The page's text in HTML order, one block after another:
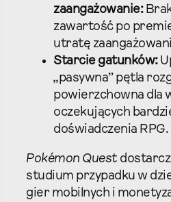
zaangażowanie:
zawartość po
utratę
Starcie gatunków:
„pasywna” pętla
powierzchowna dla
oczekujących
doświadczenia RPG.
Pokémon Quest
studium przypadku w
gier mobilnych i